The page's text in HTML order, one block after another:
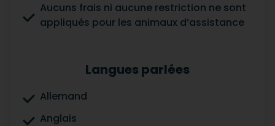
Aucuns frais ni aucune restriction ne sont
appliqués pour les animaux d’assistance
Langues parlées
Allemand
Anglais